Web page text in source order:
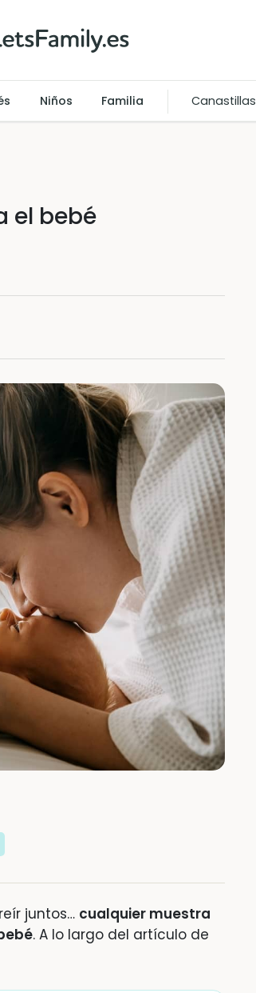
Niños Familia Canastillas
el bebé
juntos… cualquier muestra
. A lo largo del artículo de